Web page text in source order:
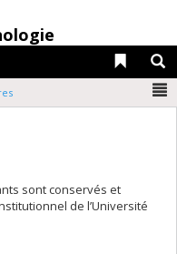
Liens
sont conservés et
de l’Université